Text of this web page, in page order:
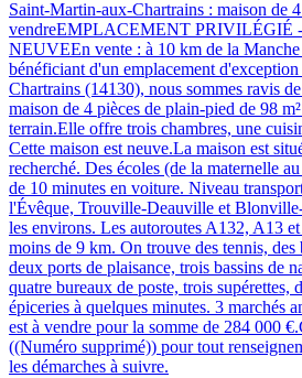
Saint-Martin-aux-Chartrains : maison de 4
vendreEMPLACEMENT PRIVILÉGIÉ
NEUVEEn vente : à 10 km de la Manche
bénéficiant d'un emplacement
Chartrains (14130), nous sommes ravis
maison de 4 pièces de plain-pied de 98
terrain.Elle offre trois chambres, une
Cette maison est neuve.La maison est
recherché. Des écoles (de la maternelle
de 10 minutes en voiture. Niveau
l'Évêque, Trouville-Deauville et
les environs. Les autoroutes A132, A13
moins de 9 km. On trouve des tennis,
deux ports de plaisance, trois bassins de
quatre bureaux de poste, trois supérettes,
épiceries à quelques minutes. 3 marchés
est à vendre pour la somme de 284 000
((Numéro supprimé)) pour tout
les démarches à suivre.